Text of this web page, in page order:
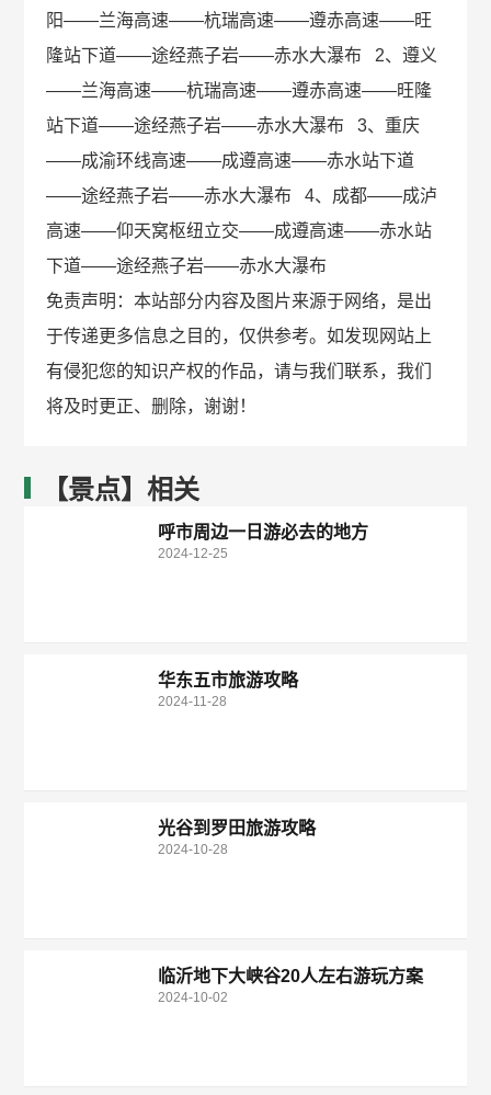
阳——兰海高速——杭瑞高速——遵赤高速——旺
隆站下道——途经燕子岩——赤水大瀑布 2、遵义
——兰海高速——杭瑞高速——遵赤高速——旺隆
站下道——途经燕子岩——赤水大瀑布 3、重庆
——成渝环线高速——成遵高速——赤水站下道
——途经燕子岩——赤水大瀑布 4、成都——成泸
高速——仰天窝枢纽立交——成遵高速——赤水站
下道——途经燕子岩——赤水大瀑布
免责声明：本站部分内容及图片来源于网络，是出
于传递更多信息之目的，仅供参考。如发现网站上
有侵犯您的知识产权的作品，请与我们联系，我们
将及时更正、删除，谢谢！
【景点】相关
呼市周边一日游必去的地方
2024-12-25
华东五市旅游攻略
2024-11-28
光谷到罗田旅游攻略
2024-10-28
临沂地下大峡谷20人左右游玩方案
2024-10-02